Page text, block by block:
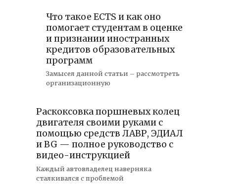
Что такое ECTS и как оно
помогает студентам в оценке
и признании иностранных
кредитов образовательных
программ
Замысел данной статьи – рассмотреть
организационную
Раскоксовка поршневых колец
двигателя своими руками с
помощью средств ЛАВР, ЭДИАЛ
и BG — полное руководство с
видео-инструкцией
Каждый автовладелец наверняка
сталкивался с проблемой